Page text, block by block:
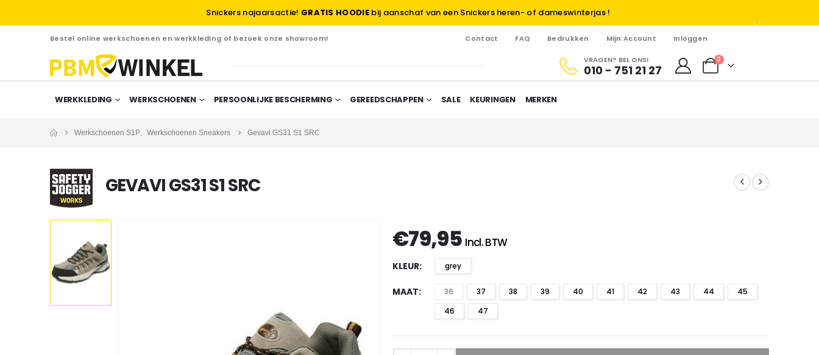
Snickers najaarsactie! GRATIS HOODIE bij aanschaf van een Snickers heren- of dameswinterjas !
Bestel online werkschoenen en werkkleding of bezoek onze showroom! Contact FAQ Bedrukken Mijn Account Inloggen
VRAGEN? BEL ONS!
010 - 751 21 27
0
WERKKLEDING WERKSCHOENEN PERSOONLIJKE BESCHERMING GEREEDSCHAPPEN SALE KEURINGEN MERKEN
Werkschoenen S1P, Werkschoenen Sneakers Gevavi GS31 S1 SRC
GEVAVI GS31 S1 SRC
€79,95 Incl. BTW
KLEUR grey
MAAT 36 37 38 39 40 41 42 43 44
45
46
47